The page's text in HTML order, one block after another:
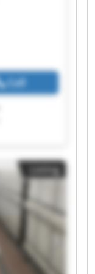
Call
Listing